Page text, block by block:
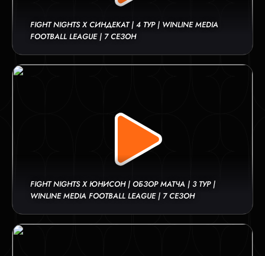
FIGHT NIGHTS X СИНДЕКАТ | 4 ТУР | WINLINE MEDIA
FOOTBALL LEAGUE | 7 СЕЗОН
FIGHT NIGHTS Х ЮНИСОН | ОБЗОР МАТЧА | 3 ТУР |
WINLINE MEDIA FOOTBALL LEAGUE | 7 СЕЗОН